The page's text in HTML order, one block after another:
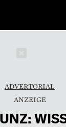
ADVERTORIAL